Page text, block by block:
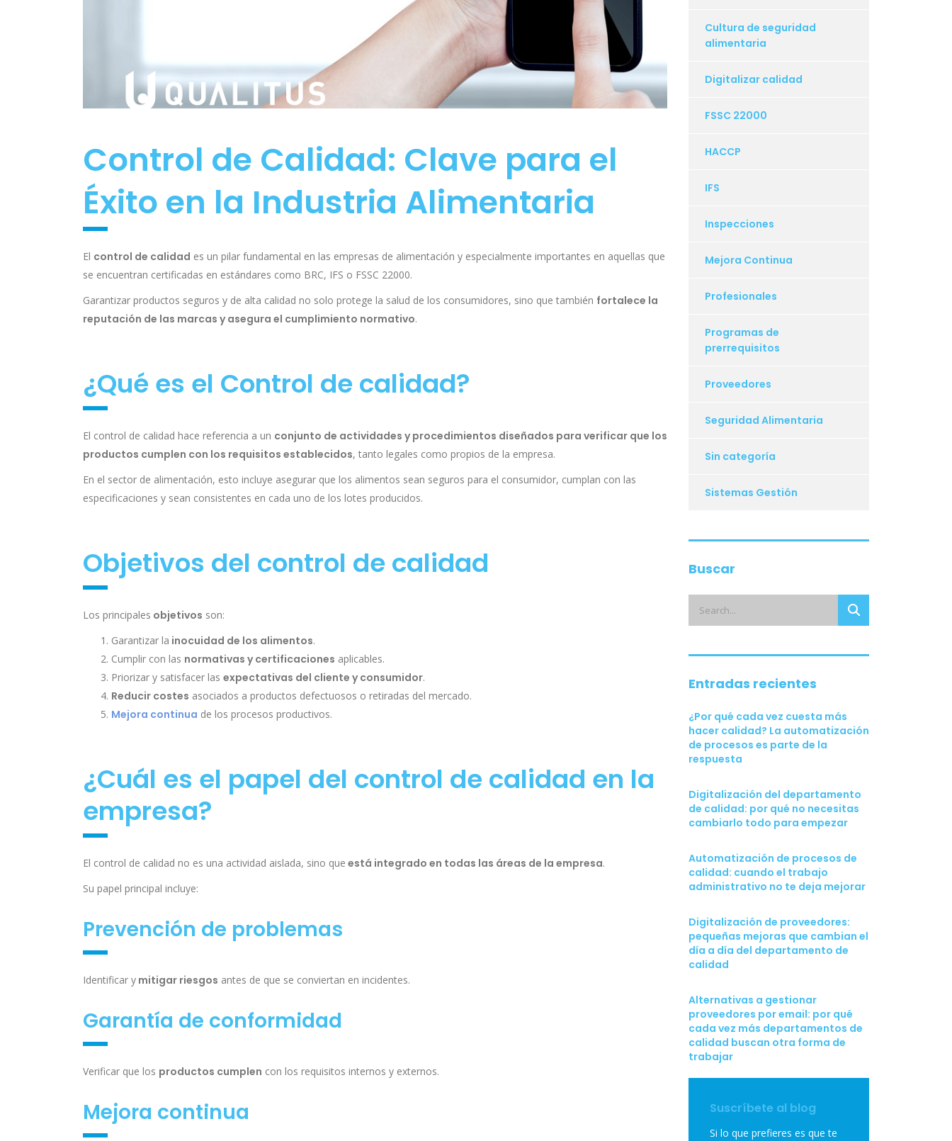
Control de Calidad: Clave para el
Éxito en la Industria Alimentaria
El control de calidad es un pilar fundamental en las empresas de alimentación y especialmente importantes en aquellas que
se encuentran certificadas en estándares como BRC, IFS o FSSC 22000.
Garantizar productos seguros y de alta calidad no solo protege la salud de los consumidores, sino que también fortalece la
reputación de las marcas y asegura el cumplimiento normativo.
¿Qué es el Control de calidad?
El control de calidad hace referencia a un conjunto de actividades y procedimientos diseñados para verificar que los
productos cumplen con los requisitos establecidos, tanto legales como propios de la empresa.
En el sector de alimentación, esto incluye asegurar que los alimentos sean seguros para el consumidor, cumplan con las
especificaciones y sean consistentes en cada uno de los lotes producidos.
Objetivos del control de calidad
Los principales objetivos son:
Garantizar la inocuidad de los alimentos.
Cumplir con las normativas y certificaciones aplicables.
Priorizar y satisfacer las expectativas del cliente y consumidor.
Reducir costes asociados a productos defectuosos o retiradas del mercado.
Mejora continua de los procesos productivos.
¿Cuál es el papel del control de calidad en la
empresa?
El control de calidad no es una actividad aislada, sino que está integrado en todas las áreas de la empresa.
Su papel principal incluye:
Prevención de problemas
Identificar y mitigar riesgos antes de que se conviertan en incidentes.
Garantía de conformidad
Verificar que los productos cumplen con los requisitos internos y externos.
Mejora continua
Cultura de seguridad
alimentaria
Digitalizar calidad
FSSC 22000
HACCP
IFS
Inspecciones
Mejora Continua
Profesionales
Programas de
prerrequisitos
Proveedores
Seguridad Alimentaria
Sin categoría
Sistemas Gestión
Buscar
Entradas recientes
¿Por qué cada vez cuesta más
hacer calidad? La automatización
de procesos es parte de la
respuesta
Digitalización del departamento
de calidad: por qué no necesitas
cambiarlo todo para empezar
Automatización de procesos de
calidad: cuando el trabajo
administrativo no te deja mejorar
Digitalización de proveedores:
pequeñas mejoras que cambian el
día a día del departamento de
calidad
Alternativas a gestionar
proveedores por email: por qué
cada vez más departamentos de
calidad buscan otra forma de
trabajar
Suscríbete al blog
Si lo que prefieres es que te